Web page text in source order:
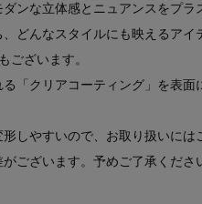
ンな立体感とニュアンスをプラ
どんなスタイルにも映えるアイ
ございます。
「クリアコーティング」を表面
しやすいので、お取り扱いには
ございます。予めご了承くださ